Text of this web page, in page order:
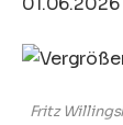
Fritz